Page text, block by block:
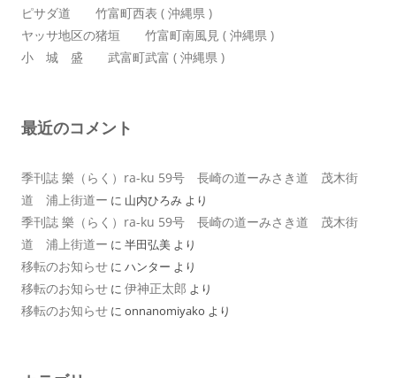
ピサダ道 竹富町西表 ( 沖縄県 )
ヤッサ地区の猪垣 竹富町南風見 ( 沖縄県 )
小 城 盛 武富町武富 ( 沖縄県 )
最近のコメント
季刊誌 樂（らく）ra-ku 59号 長崎の道ーみさき道 茂木街
道 浦上街道ー に 山内ひろみ より
季刊誌 樂（らく）ra-ku 59号 長崎の道ーみさき道 茂木街
道 浦上街道ー に 半田弘美 より
移転のお知らせ に ハンター より
移転のお知らせ に 伊神正太郎 より
移転のお知らせ に onnanomiyako より